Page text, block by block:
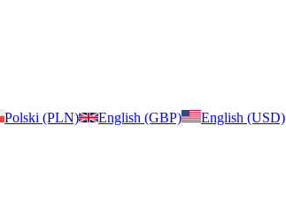
Polski (PLN) English (GBP) English (USD)